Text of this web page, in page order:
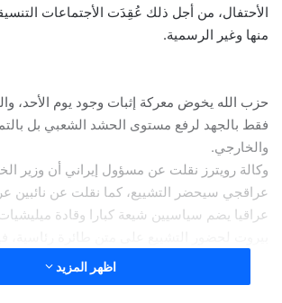
الأحتفال، من أجل ذلك عُقِدَت الأجتماعات
منها وغير الرسمية.
حزب الله يخوض معركة إثبات وجود يوم الأحد،
فقط بالجهد لرفع مستوى الحشد الشعبي بل
والخارجي.
وكالة رويترز نقلت عن مسؤول إيراني أن وزير
عراقجي سيحضر التشييع، كما نقلت عن نائبين
عراقيا يضم سياسيين شيعة كبارا وقادة
المسيرة التابعة للحوثيين أن حركة الحوثي في
رفيع المستوى برئاسة المفتي.
اظهر المزيد